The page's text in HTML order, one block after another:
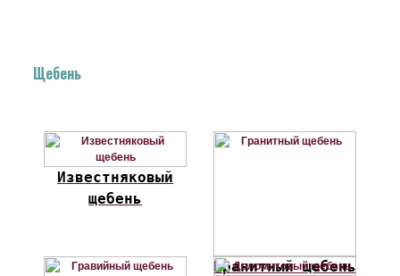
Щебень
Известняковый
щебень
Гранитный щебень